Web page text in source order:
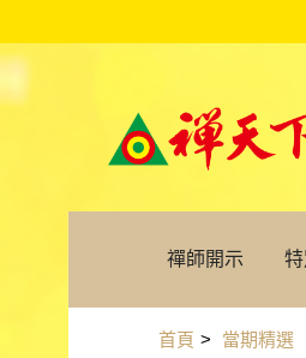
禪師開示
首頁 > 當期精選